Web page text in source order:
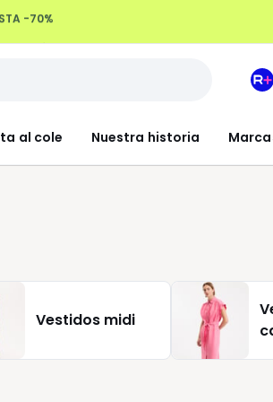
100 días
al cole Nuestra historia
Mi
Vestidos midi